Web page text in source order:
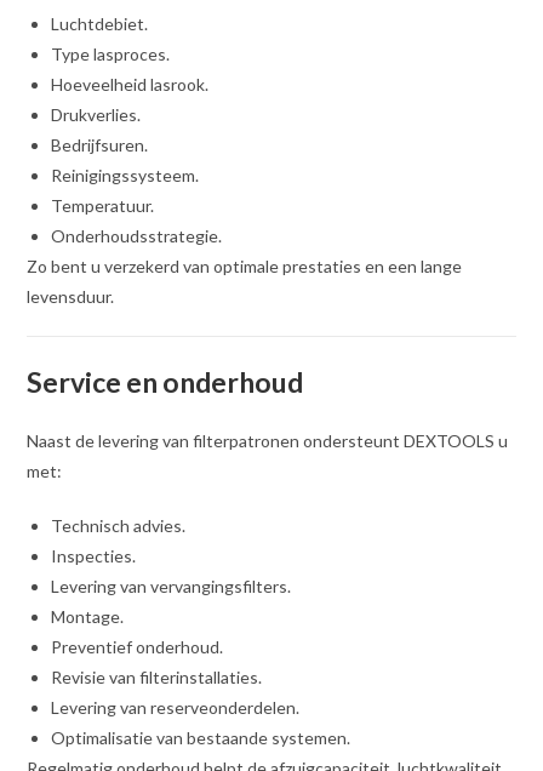
Luchtdebiet.
Type lasproces.
Hoeveelheid lasrook.
Drukverlies.
Bedrijfsuren.
Reinigingssysteem.
Temperatuur.
Onderhoudsstrategie.
Zo bent u verzekerd van optimale prestaties en een lange
levensduur.
Service en onderhoud
Naast de levering van filterpatronen ondersteunt DEXTOOLS u
met:
Technisch advies.
Inspecties.
Levering van vervangingsfilters.
Montage.
Preventief onderhoud.
Revisie van filterinstallaties.
Levering van reserveonderdelen.
Optimalisatie van bestaande systemen.